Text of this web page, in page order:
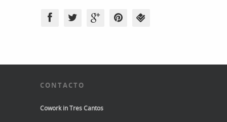
CONTACTO
Cowork in Tres Cantos